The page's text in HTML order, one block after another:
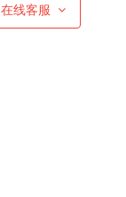
在线客服